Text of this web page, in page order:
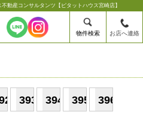
動産コンサルタンツ【ピタットハウス宮崎店】
物件検索 お店へ連絡
393 394 395 396